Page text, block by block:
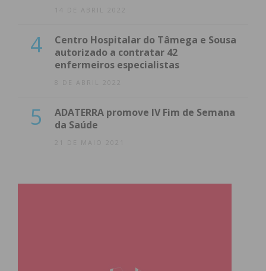
14 DE ABRIL 2022
4
Centro Hospitalar do Tâmega e Sousa
autorizado a contratar 42
enfermeiros especialistas
8 DE ABRIL 2022
5
ADATERRA promove IV Fim de Semana
da Saúde
21 DE MAIO 2021